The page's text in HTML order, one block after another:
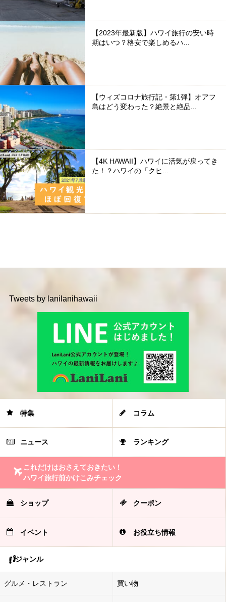
【2023年最新版】ハワイ旅行の安い時
期はいつ？格安で楽しめるハ...
【ウィズコロナ旅行記・第1弾】オアフ
島はどう変わった？絶景と絶品...
【4K HAWAII】ハワイに活気が戻ってき
た！？ハワイの「クヒ...
Tweets by lanilanihawaii
特集 コラム
ニュース ランキング
これだけはおさえておきたい！
ハワイ旅行前かけこみチェック
ショップ クーポン
イベント お役立ち情報
ジャンル
グルメ・レストラン 買い物